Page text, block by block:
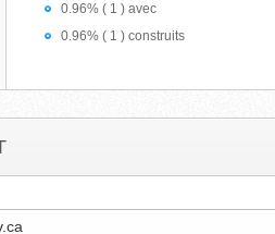
0.96% ( 1 ) avec
0.96% ( 1 ) construits